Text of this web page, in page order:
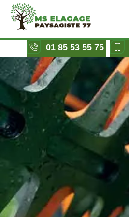
01 85 53 55 75